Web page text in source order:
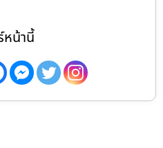
หน้านี้